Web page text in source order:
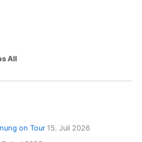
All
on Tour 15. Juli 2026